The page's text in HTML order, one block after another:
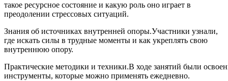
такое ресурсное состояние и какую роль оно играет в
преодолении стрессовых ситуаций.
Знания об источниках внутренней опоры.Участники узнали,
где искать силы в трудные моменты и как укреплять свою
внутреннюю опору.
Практические методики и техники.В ходе занятий были
инструменты, которые можно применять ежедневно.